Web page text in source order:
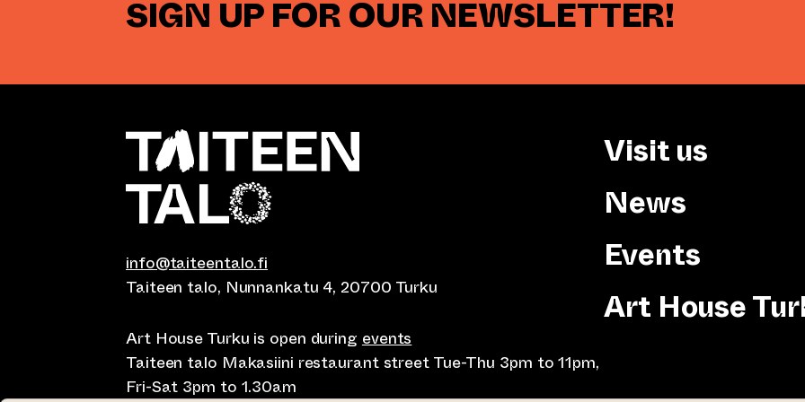
SIGN UP FOR OUR NEWSLETTER!
info@taiteentalo.fi
Taiteen talo, Nunnankatu 4, 20700 Turku
Art House Turku is open during events
Taiteen talo Makasiini restaurant street Tue-Thu 3pm to 11pm,
Fri-Sat 3pm to 1.30am
Visit us
News
Events
Art House